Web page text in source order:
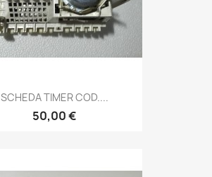
SCHEDA TIMER COD....
50,00 €